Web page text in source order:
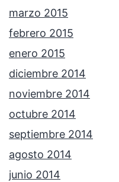
marzo 2015
febrero 2015
enero 2015
diciembre 2014
noviembre 2014
octubre 2014
septiembre 2014
agosto 2014
junio 2014